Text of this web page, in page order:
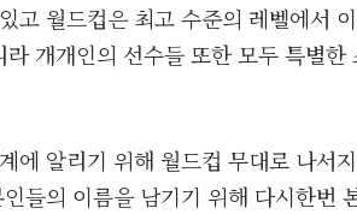
고 월드컵은 최고 수준의 레벨에서
개개인의 선수들 또한 모두 특별한
에 알리기 위해 월드컵 무대로 나서
들의 이름을 남기기 위해 다시한번